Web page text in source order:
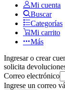
Mi cuenta
Buscar
Categorías
Mi carrito
Más
Ingresar o crear
solicita
Correo electrónico
Ingrese un correo